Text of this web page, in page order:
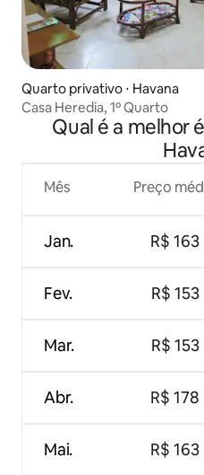
Quarto privativo ⋅ Havana
Casa Heredia, 1º Quarto
Qual é a melhor
Mês
Jan.
Fev.
Mar.
Abr.
Mai.
Preço
R$ 163
R$ 153
R$ 153
R$ 178
R$ 163